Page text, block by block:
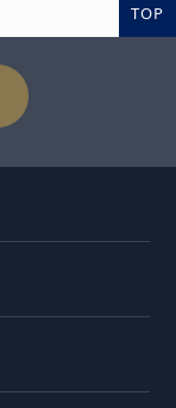
TOP